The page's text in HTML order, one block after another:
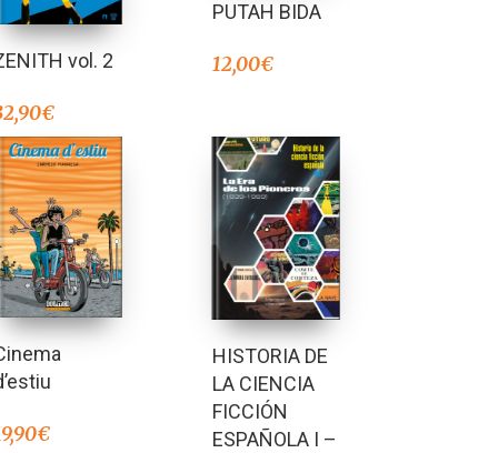
vol. 2
€
PUTAH BIDA
12,00€
€
HISTORIA DE
LA CIENCIA
FICCIÓN
ESPAÑOLA I –